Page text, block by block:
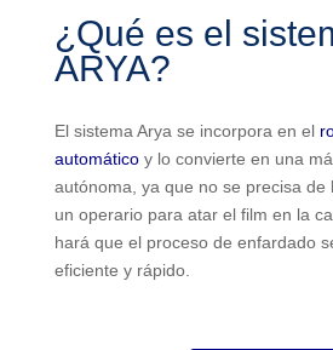
¿Qué es el
ARYA?
El sistema Arya se incorpora en el
automáticoy lo convierte en una
autónoma, ya que no se precisa de
un operario para atar el film en la
hará que el proceso de enfardado
eficiente y rápido.